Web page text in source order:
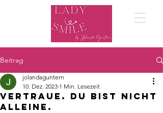
Beitrag
Vertraue. Du bist nicht
alleine.
jolandaguntern
10. Dez. 2023 1 Min. Lesezeit